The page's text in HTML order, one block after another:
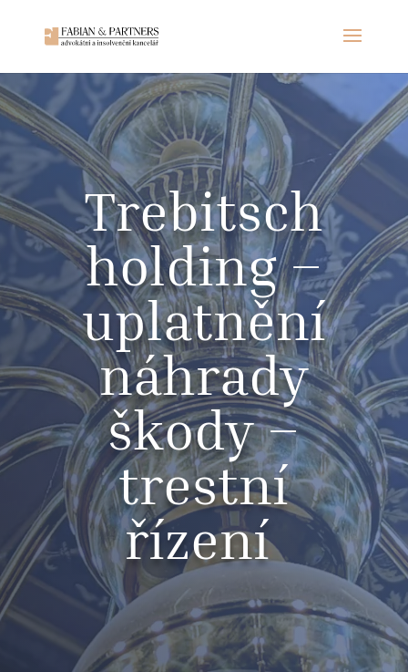
Trebitsch
holding –
uplatnění
náhrady
škody –
trestní
řízení